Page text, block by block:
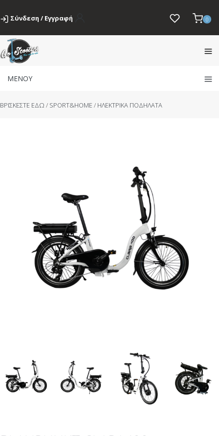
Σύνδεση / Εγγραφή 0
ΜΕΝΟΥ
BΡΙΣΚΕΣΤΕ ΕΔΩ / SPORT&HOME/ ΗΛΕΚΤΡΙΚΑ ΠΟΔΗΛΑΤΑ